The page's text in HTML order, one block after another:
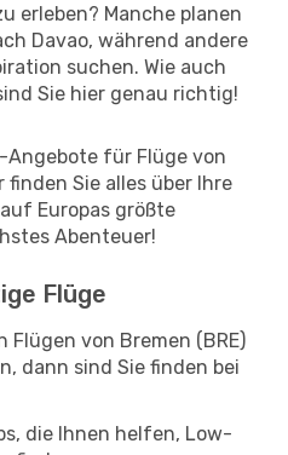
erleben? Manche planen
Davao, während andere
suchen. Wie auch
Sie hier genau richtig!
Angebote für Flüge von
finden Sie alles über Ihre
Europas größte
Abenteuer!
Flüge
Flügen von Bremen (BRE)
dann sind Sie finden bei
die Ihnen helfen, Low-